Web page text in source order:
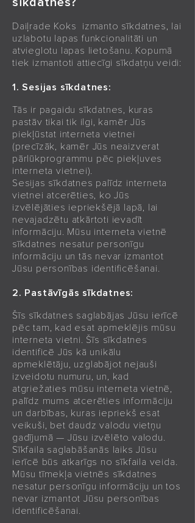
Daiļrade Koks izmanto sīkdatnes, lai
uzlabotu lapas funkcionalitāti un
atvieglotu lapas lietošanu. Kopumā
tiek izmantoti attiecīgi sīkdatņu veidi:
​1. Sesijas sīkdatnes:
Tās ir pagaidu sīkdatnes, kuras
pastāv tikai tik ilgi, kamēr Jūs
piekļūstat interneta vietnei
(precīzāk, kamēr Jūs neaizverat
pārlūkprogrammu pēc piekļuves
interneta vietnei).
Sesijas sīkdatnes palīdz interneta
vietnei atcerēties, ko Jūs
izvēlējāties iepriekšējā lapā, lai
nevajadzētu atkārtoti ievadīt
informāciju. Mūsu interneta vietnē
sīkdatnes nesatur personīgu
informāciju un tās nevar izmantot
Jūsu personības identificēšanai.
2. Pastāvīgās sīkdatnes:
Šīs sīkdatnes saglabājas Jūsu ierīcē
pēc tam, kad esat apmeklējis mūsu
interneta vietni. Šīs sīkdatnes
identificē Jūs kā unikālu
apmeklētāju, uzglabājot nejauši
izveidotu numuru, un, kad
atgriežaties mūsu interneta vietnē,
palīdz mums atcerēties informāciju
un darbības, kuras iepriekš esat
veikuši, bet daudz valodu vietņu
gadījumā — Jūsu izvēlēto valodu.
Sīkfaila saglabāšanās laiks Jūsu
ierīcē būs atkarīgs no sīkfaila veida.
Mūsu tīmekļa vietnēs sīkdatnes
nesatur personīgu informāciju un tos
nevar izmantot Jūsu personības
identificēšanai.